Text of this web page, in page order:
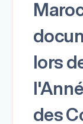
lors
des